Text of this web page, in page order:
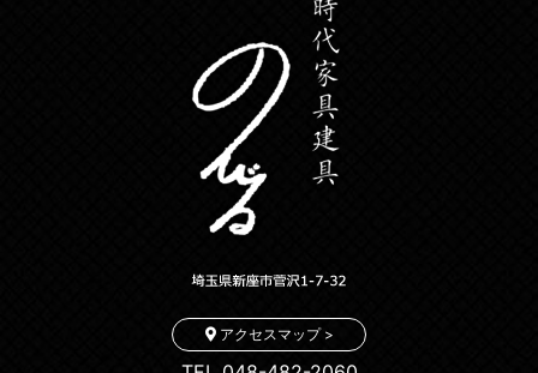
アクセスマップ >